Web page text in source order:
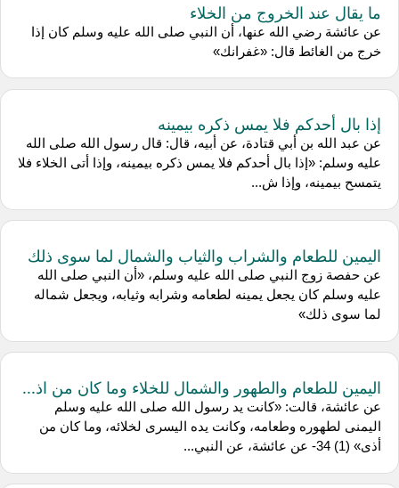
ما يقال عند الخروج من الخلاء
عن عائشة رضي الله عنها، أن النبي صلى الله عليه وسلم كان إذا
خرج من الغائط قال: «غفرانك»
إذا بال أحدكم فلا يمس ذكره بيمينه
عن عبد الله بن أبي قتادة، عن أبيه، قال: قال رسول الله صلى الله
عليه وسلم: «إذا بال أحدكم فلا يمس ذكره بيمينه، وإذا أتى الخلاء فلا
يتمسح بيمينه، وإذا ش...
اليمين للطعام والشراب والثياب والشمال لما سوى ذلك
عن حفصة زوج النبي صلى الله عليه وسلم، «أن النبي صلى الله
عليه وسلم كان يجعل يمينه لطعامه وشرابه وثيابه، ويجعل شماله
لما سوى ذلك»
اليمين للطعام والطهور والشمال للخلاء وما كان من اذ...
عن عائشة، قالت: «كانت يد رسول الله صلى الله عليه وسلم
اليمنى لطهوره وطعامه، وكانت يده اليسرى لخلائه، وما كان من
أذى» (1) 34- عن عائشة، عن النبي...